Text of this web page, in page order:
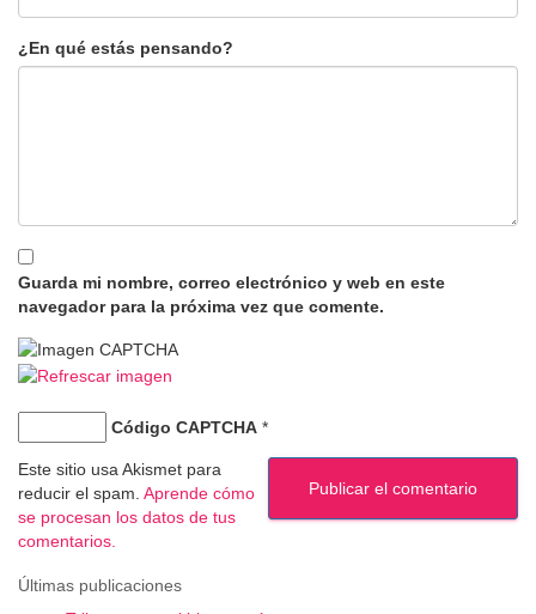
¿En qué estás pensando?
Guarda mi nombre, correo electrónico y web en este
navegador para la próxima vez que comente.
Código CAPTCHA *
Este sitio usa Akismet para
reducir el spam. Aprende cómo
se procesan los datos de tus
comentarios.
Últimas publicaciones